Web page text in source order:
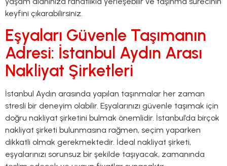
keyfini çıkarabilirsiniz.
Eşyaları Güvenle Taşımanın
Adresi: İstanbul Aydın Arası
Nakliyat Şirketleri
İstanbul Aydın arasında yapılan taşınmalar her zaman
stresli bir deneyim olabilir. Eşyalarınızı güvenle taşımak için
doğru nakliyat şirketini bulmak önemlidir. İstanbul’da birçok
nakliyat şirketi bulunmasına rağmen, seçim yaparken
dikkatli olmak gerekmektedir. İdeal nakliyat şirketi,
eşyalarınızı sorunsuz bir şekilde taşıyacak, zamanında